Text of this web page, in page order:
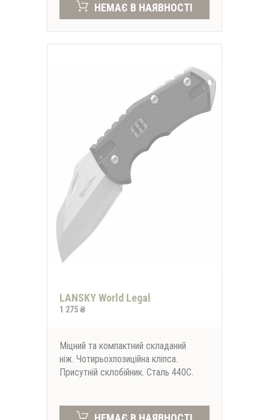
НЕМАЄ В НАЯВНОСТІ
LANSKY World Legal
1 275 ₴
Міцний та компактний складаний
ніж. Чотирьохпозиційна кліпса.
Присутній склобійник. Сталь 440C.